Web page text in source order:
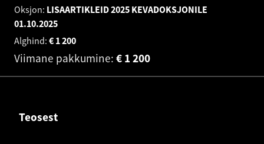
Oksjon: LISAARTIKLEID 2025 KEVADOKSJONILE
01.10.2025
Alghind:
1 200
€
Viimane pakkumine: 1 200
€
Teosest